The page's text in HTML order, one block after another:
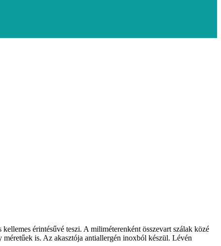
érintésűvé teszi. A miliméterenként összevart szálak közé
is. Az akasztója antiallergén inoxból készül. Lévén